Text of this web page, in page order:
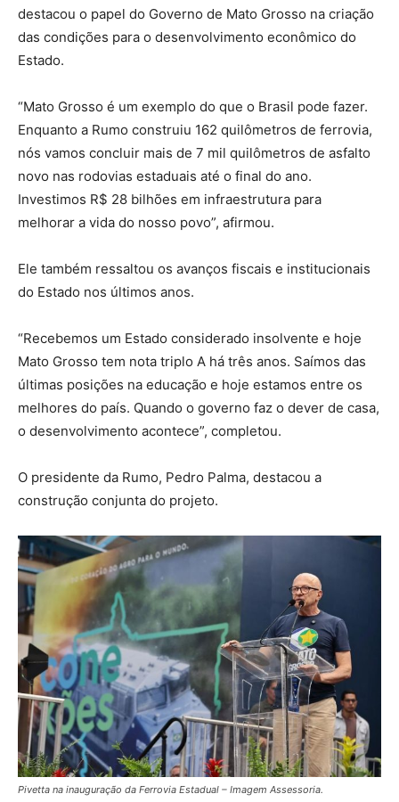
destacou o papel do Governo de Mato Grosso na criação
das condições para o desenvolvimento econômico do
Estado.
“Mato Grosso é um exemplo do que o Brasil pode fazer.
Enquanto a Rumo construiu 162 quilômetros de ferrovia,
nós vamos concluir mais de 7 mil quilômetros de asfalto
novo nas rodovias estaduais até o final do ano.
Investimos R$ 28 bilhões em infraestrutura para
melhorar a vida do nosso povo”, afirmou.
Ele também ressaltou os avanços fiscais e institucionais
do Estado nos últimos anos.
“Recebemos um Estado considerado insolvente e hoje
Mato Grosso tem nota triplo A há três anos. Saímos das
últimas posições na educação e hoje estamos entre os
melhores do país. Quando o governo faz o dever de casa,
o desenvolvimento acontece”, completou.
O presidente da Rumo, Pedro Palma, destacou a
construção conjunta do projeto.
Pivetta na inauguração da Ferrovia Estadual – Imagem Assessoria.